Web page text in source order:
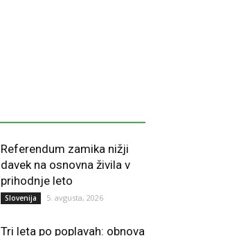
Referendum zamika nižji
davek na osnovna živila v
prihodnje leto
Slovenija 5. avgusta, 2026
Tri leta po poplavah: obnova